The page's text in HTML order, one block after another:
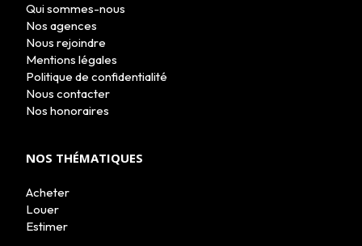
ACHETER
LOUER
NOS AGENCES
LE GROUPE
Qui sommes-nous
Nos agences
Nous rejoindre
Mentions légales
Politique de confidentialité
Nous contacter
Nos honoraires
NOS THÉMATIQUES
Acheter
Louer
Estimer